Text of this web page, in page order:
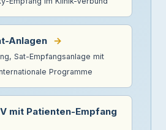
Anlagen →
Sat-Empfangsanlage mit
Programme
mit Patienten-Empfang